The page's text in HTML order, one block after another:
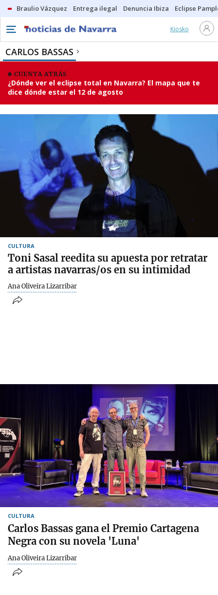
Braulio Vázquez Entrega ilegal Denuncia Ibiza Eclipse
Kiosko
CARLOS BASSAS
CUENTA ATRÁS
¿Dónde ver el eclipse total en Navarra? El mapa que te
dice dónde estar el 12 de agosto
CULTURA
Toni Sasal reedita su apuesta por retratar
a artistas navarras/os en su intimidad
Ana Oliveira Lizarribar
CULTURA
Carlos Bassas gana el Premio Cartagena
Negra con su novela 'Luna'
Ana Oliveira Lizarribar